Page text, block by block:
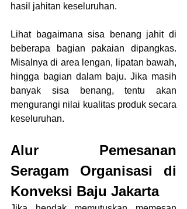
hasil jahitan keseluruhan.
Lihat bagaimana sisa benang jahit di
beberapa bagian pakaian dipangkas.
Misalnya di area lengan, lipatan bawah,
hingga bagian dalam baju. Jika masih
banyak sisa benang, tentu akan
mengurangi nilai kualitas produk secara
keseluruhan.
Alur Pemesanan
Seragam Organisasi di
Konveksi Baju Jakarta